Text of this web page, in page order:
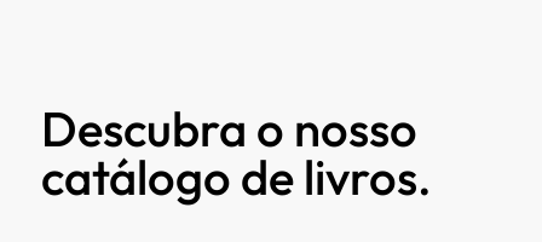
Descubra o nosso
catálogo de livros.